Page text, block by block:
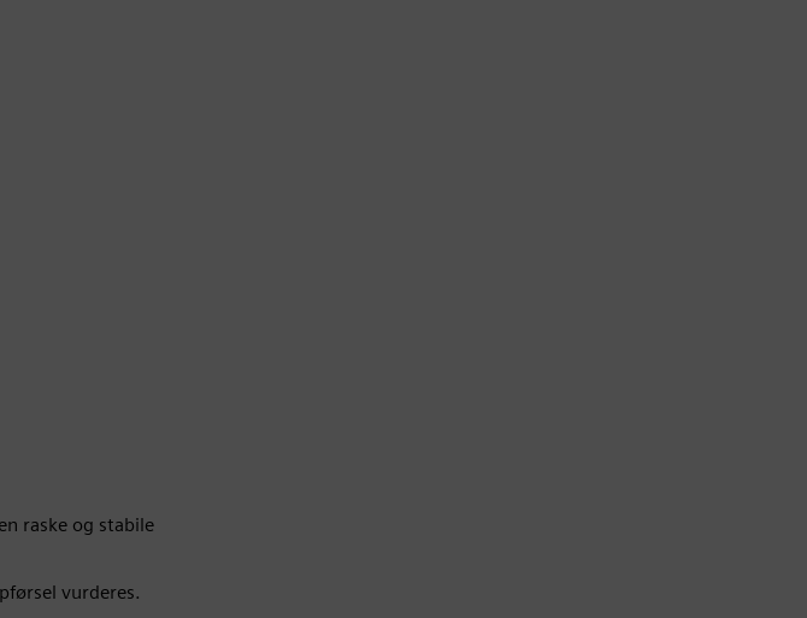
raske og stabile
vurderes.